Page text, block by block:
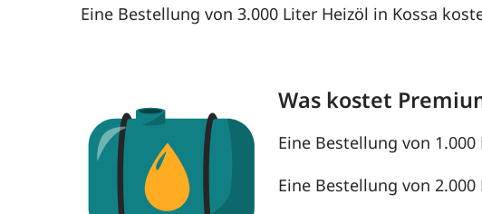
Eine Bestellung von 3.000 Liter Heizöl in Kossa
Was kostet
Eine Bestellung von
Eine Bestellung von